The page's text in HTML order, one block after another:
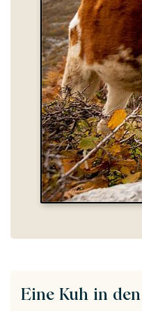
Eine Kuh in